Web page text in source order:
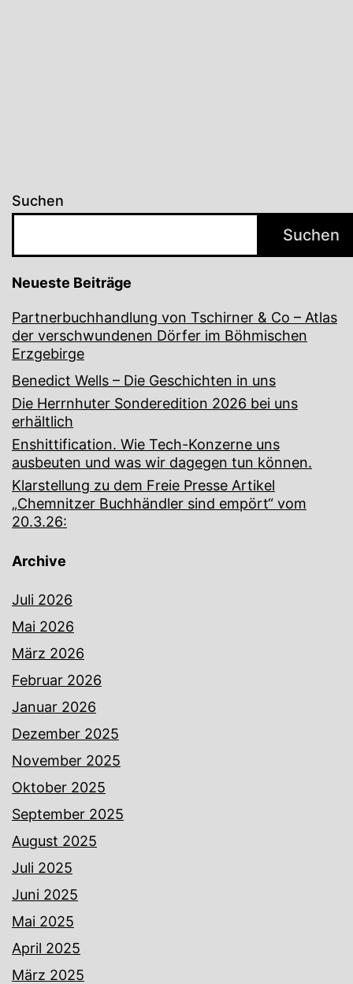
Suchen
Suchen
Neueste Beiträge
Partnerbuchhandlung von Tschirner & Co – Atlas
der verschwundenen Dörfer im Böhmischen
Erzgebirge
Benedict Wells – Die Geschichten in uns
Die Herrnhuter Sonderedition 2026 bei uns
erhältlich
Enshittification. Wie Tech-Konzerne uns
ausbeuten und was wir dagegen tun können.
Klarstellung zu dem Freie Presse Artikel
„Chemnitzer Buchhändler sind empört“ vom
20.3.26:
Archive
Juli 2026
Mai 2026
März 2026
Februar 2026
Januar 2026
Dezember 2025
November 2025
Oktober 2025
September 2025
August 2025
Juli 2025
Juni 2025
Mai 2025
April 2025
März 2025